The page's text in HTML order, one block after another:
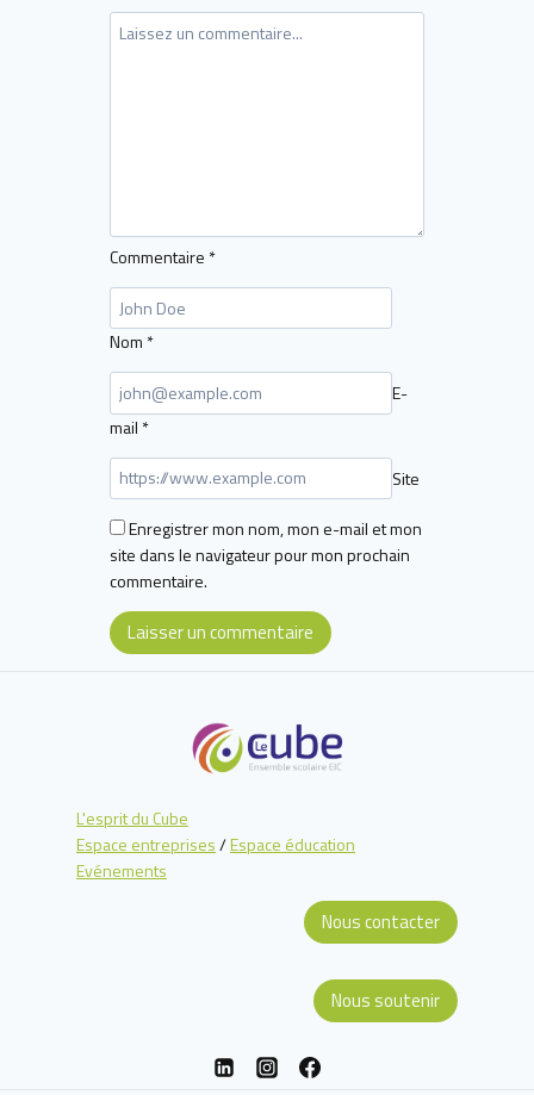
Commentaire *
Nom *
E-
mail *
Site
Enregistrer mon nom, mon e-mail et mon
site dans le navigateur pour mon prochain
commentaire.
L'esprit du Cube
Espace entreprises/Espace éducation
Evénements
Nous contacter
Nous soutenir